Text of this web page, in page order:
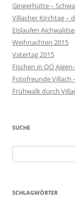
Gingerhütte –
Villacher Kirchtag –
Eislaufen
Weihnachten 2015
Vatertag 2015
Fischen in OÖ
Fotofreunde Villach
Frühwalk durch
SUCHE
nach:
SCHLAGWÖRTER